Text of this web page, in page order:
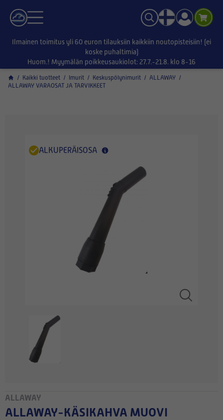
Ilmainen toimitus yli 60 euron tilauksiin kaikkiin noutopisteisiin! (ei
koske puhaltimia)
Huom.! Myymälän poikkeusaukiolot: 27.7.-21.8. klo 8-16
/ Kaikki tuotteet / Imurit / Keskuspölynimurit / ALLAWAY /
ALLAWAY VARAOSAT JA TARVIKKEET
ALKUPERÄISOSA
ALLAWAY
ALLAWAY-KÄSIKAHVA MUOVI